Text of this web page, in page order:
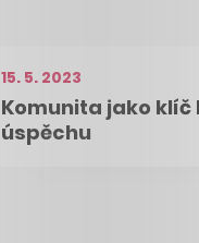
15. 5. 2023
Komunita jako klíč
úspěchu